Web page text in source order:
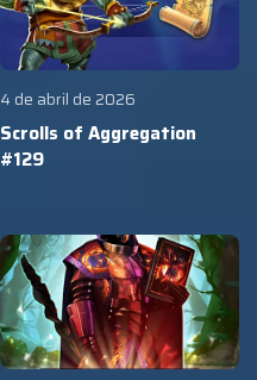
4 de abril de 2026
Scrolls of Aggregation
#129